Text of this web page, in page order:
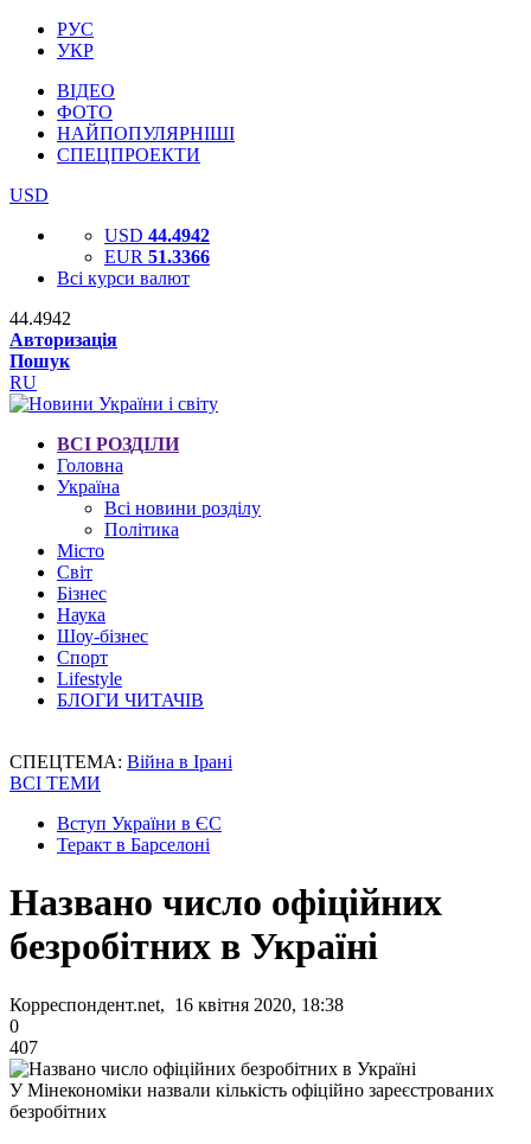
РУС
УКР
ВІДЕО
ФОТО
НАЙПОПУЛЯРНІШІ
СПЕЦПРОЕКТИ
USD
USD 44.4942
EUR 51.3366
Всі курси валют
44.4942
Авторизація
Пошук
RU
ВСІ РОЗДІЛИ
Головна
Україна
Всі новини розділу
Політика
Місто
Світ
Бізнес
Наука
Шоу-бізнес
Спорт
Lifestyle
БЛОГИ ЧИТАЧІВ
СПЕЦТЕМА: Війна в Ірані
ВСІ ТЕМИ
Вступ України в ЄС
Теракт в Барселоні
Названо число офіційних
безробітних в Україні
Корреспондент.net, 16 квітня 2020, 18:38
0
407
У Мінекономіки назвали кількість офіційно зареєстрованих
безробітних